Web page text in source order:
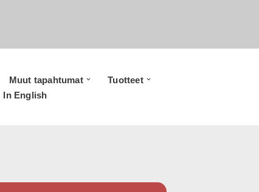
Muut tapahtumat
Tuotteet
In English